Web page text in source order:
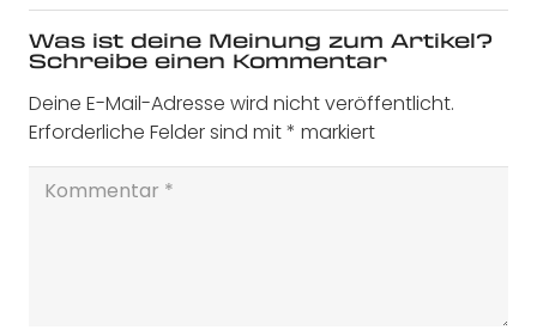
Was ist deine Meinung zum Artikel?
Schreibe einen Kommentar
Deine E-Mail-Adresse wird nicht veröffentlicht.
Erforderliche Felder sind mit* markiert